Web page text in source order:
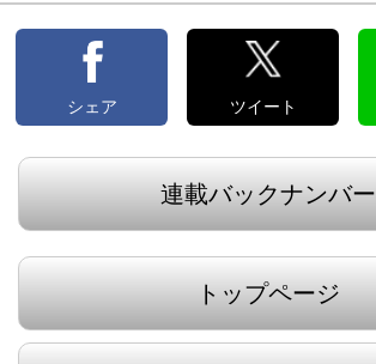
シェア ツイート
連載バックナンバー
トップページ